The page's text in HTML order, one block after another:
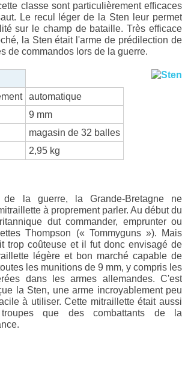
Le recul léger de la Sten leur permet
sur le champ de bataille. Très efficace
la Sten était l'arme de prédilection de
de commandos lors de la guerre.
automatique
9 mm
magasin de 32 balles
2,95 kg
à proprement parler. Au début du
dut commander, emprunter ou
Thompson (« Tommyguns »). Mais
trop coûteuse et il fut donc envisagé de
légère et bon marché capable de
les munitions de 9 mm, y compris les
dans les armes allemandes. C'est
la Sten, une arme incroyablement peu
à utiliser. Cette mitraillette était aussi
que des combattants de la